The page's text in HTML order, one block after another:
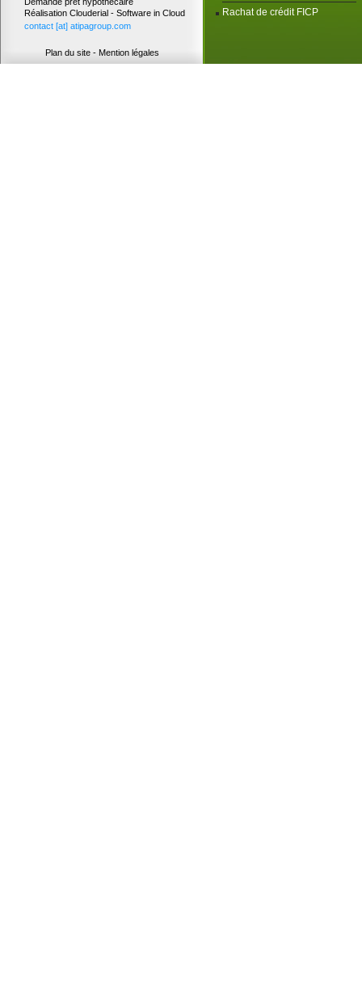
Plan du site - Mention légales
Réalisation Clouderial - Software in Cloud
contact [at] atipagroup.com
Rachat de crédit FICP